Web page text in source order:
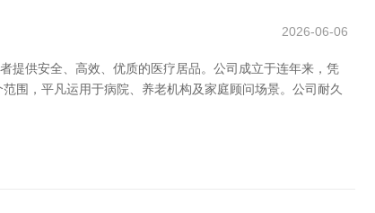
2026-06-06
提供安全、高效、优质的医疗居品。公司成立于连年来，凭
围，平凡运用于病院、养老机构及家庭顾问场景。公司耐久